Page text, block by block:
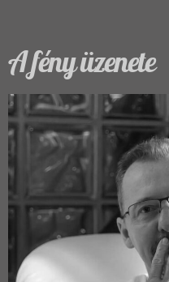
A fény üzenete